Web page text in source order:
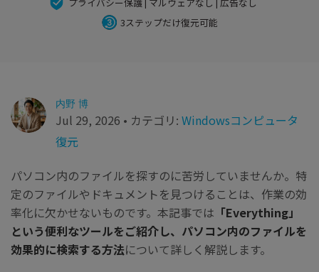
関連製品（データ修復/ バックアップ）
3ステップだけ復元可能
内野 博
Jul 29, 2026 • カテゴリ: Windowsコンピュータ
復元
パソコン内のファイルを探すのに苦労していませんか。特
定のファイルやドキュメントを見つけることは、作業の効
率化に欠かせないものです。本記事では 「Everything」
という便利なツールをご紹介し、パソコン内のファイルを
効果的に検索する方法について詳しく解説します。